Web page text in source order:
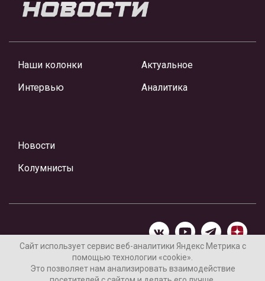
Наши колонки
Интервью
Актуальное
Аналитика
Новости
Колумнисты
Материалы предоставлены редакцией Интернет-газеты
«Ваши новости»
Сайт использует сервис веб-аналитики Яндекс Метрика с
помощью технологии «cookie».
Это позволяет нам анализировать взаимодействие